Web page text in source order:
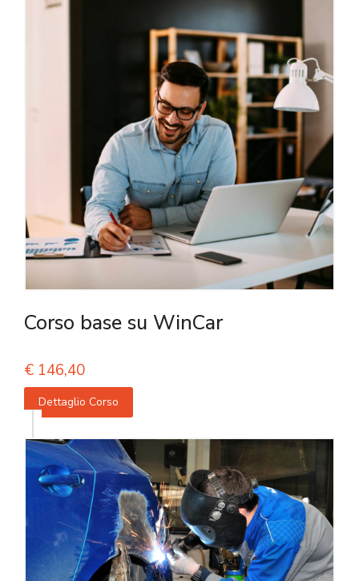
Corso base su WinCar
€ 146,40
Dettaglio Corso